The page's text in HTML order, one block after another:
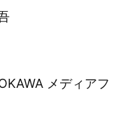
メディアフ